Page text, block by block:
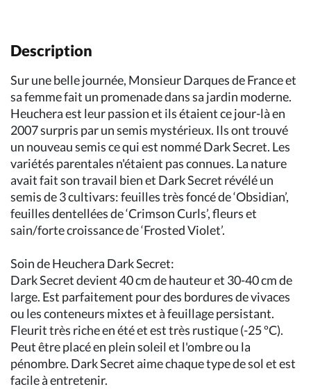
Description
Sur une belle journée, Monsieur Darques de France et
sa femme fait un promenade dans sa jardin moderne.
Heuchera est leur passion et ils étaient ce jour-là en
2007 surpris par un semis mystérieux. Ils ont trouvé
un nouveau semis ce qui est nommé Dark Secret. Les
variétés parentales n'étaient pas connues. La nature
avait fait son travail bien et Dark Secret révélé un
semis de 3 cultivars: feuilles très foncé de ‘Obsidian’,
feuilles dentellées de ‘Crimson Curls’, fleurs et
sain/forte croissance de ‘Frosted Violet’.
Soin de Heuchera Dark Secret:
Dark Secret devient 40 cm de hauteur et 30-40 cm de
large. Est parfaitement pour des bordures de vivaces
ou les conteneurs mixtes et à feuillage persistant.
Fleurit très riche en été et est très rustique (-25 ºC).
Peut être placé en plein soleil et l'ombre ou la
pénombre. Dark Secret aime chaque type de sol et est
facile à entretenir.